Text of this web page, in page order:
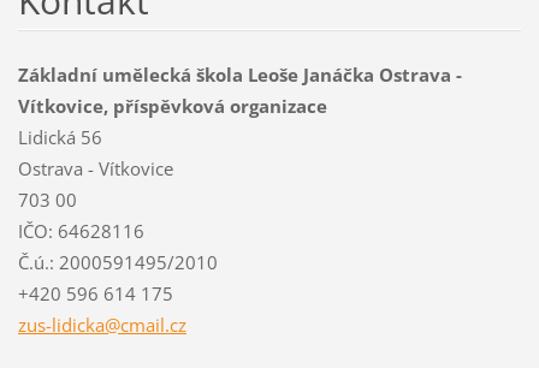
Základní umělecká škola Leoše Janáčka Ostrava -
Vítkovice, příspěvková organizace
Lidická 56
Ostrava - Vítkovice
703 00
IČO: 64628116
Č.ú.: 2000591495/2010
+420 596 614 175
zus-lidicka@cmail.cz